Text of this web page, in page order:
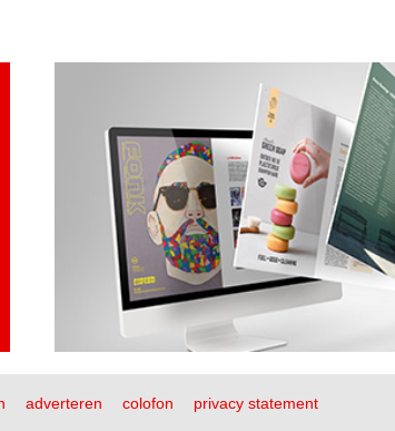
adverteren colofon privacy statement